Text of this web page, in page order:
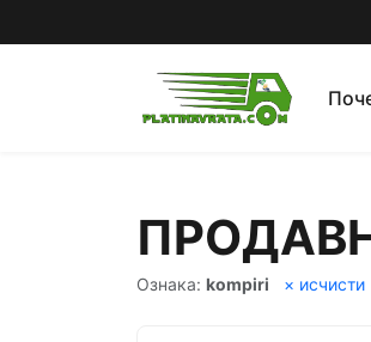
Ознака: kompiri × исчисти